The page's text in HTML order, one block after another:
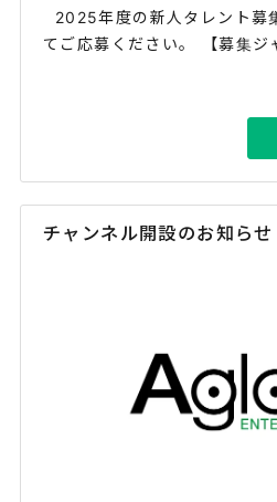
2025年度の新人タレント募
てご応募ください。 【募集
チャンネル開設のお知らせ